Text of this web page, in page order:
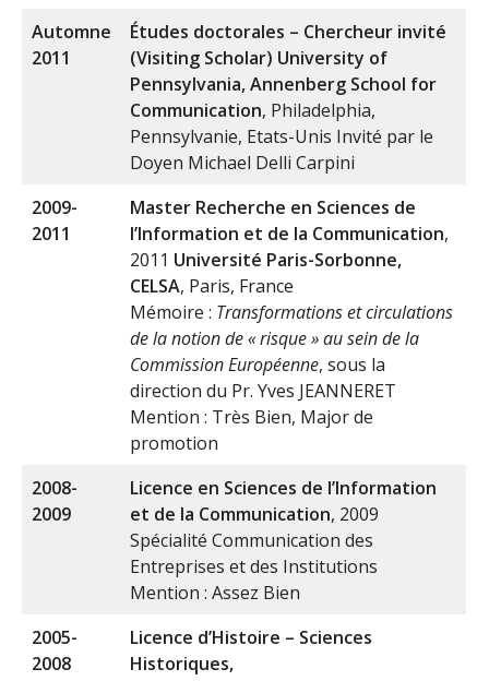
Automne
2011
Études doctorales – Chercheur invité
(Visiting Scholar) University of
Pennsylvania, Annenberg School for
Communication, Philadelphia,
Pennsylvanie, Etats-Unis Invité par le
Doyen Michael Delli Carpini
2009-
2011
Master Recherche en Sciences de
l’Information et de la Communication,
2011 Université Paris-Sorbonne,
CELSA, Paris, France
Mémoire : Transformations et circulations
de la notion de « risque » au sein de la
Commission Européenne, sous la
direction du Pr. Yves JEANNERET
Mention : Très Bien, Major de
promotion
2008-
2009
Licence en Sciences de l’Information
et de la Communication, 2009
Spécialité Communication des
Entreprises et des Institutions
Mention : Assez Bien
2005-
2008
Licence d’Histoire – Sciences
Historiques,